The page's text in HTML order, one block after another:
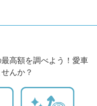
高額を調べよう！愛車
んか？